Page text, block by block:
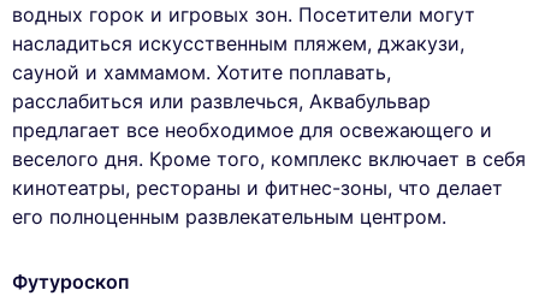
водных горок и игровых зон. Посетители могут
насладиться искусственным пляжем, джакузи,
сауной и хаммамом. Хотите поплавать,
расслабиться или развлечься, Аквабульвар
предлагает все необходимое для освежающего и
веселого дня. Кроме того, комплекс включает в себя
кинотеатры, рестораны и фитнес-зоны, что делает
его полноценным развлекательным центром.
Футуроскоп